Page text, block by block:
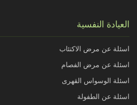
العيادة النفسية
اسئلة عن مرض الاكتئاب
اسئلة عن مرض الفصام
اسئلة الوسواس القهرى
اسئلة عن الطفولة